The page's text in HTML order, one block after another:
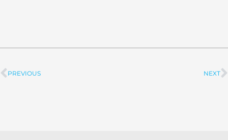
Prev
PREVIOUS NEXT